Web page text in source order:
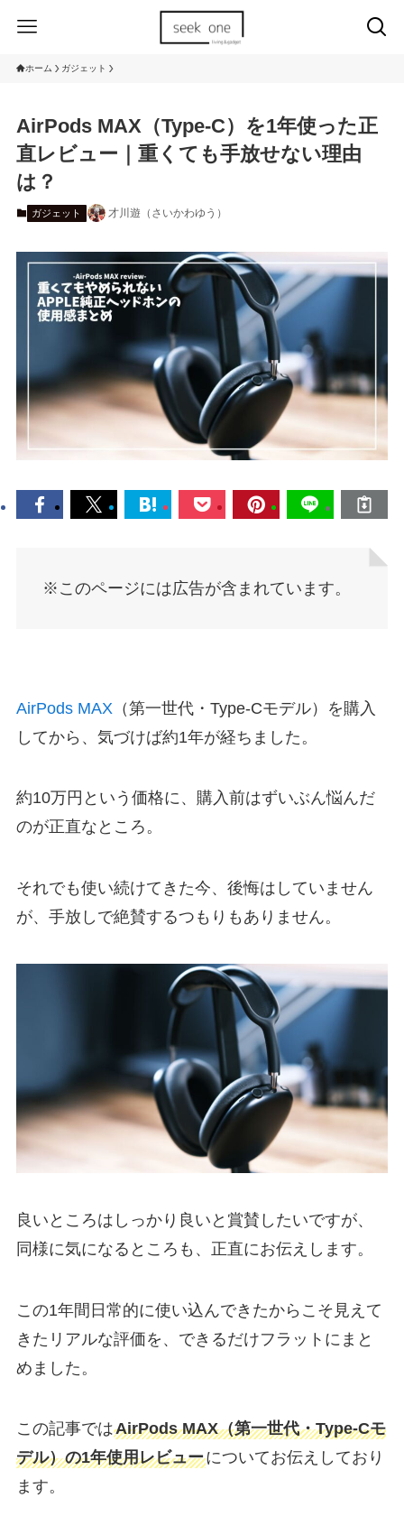
ホーム ガジェット
AirPods MAX（Type-C）を1年使った正
直レビュー｜重くても手放せない理由
は？
ガジェット 才川遊（さいかわゆう）
※このページには広告が含まれています。
AirPods MAX （第一世代・Type-Cモデル）を購入
してから、気づけば約1年が経ちました。
約10万円という価格に、購入前はずいぶん悩んだ
のが正直なところ。
それでも使い続けてきた今、後悔はしていません
が、手放しで絶賛するつもりもありません。
良いところはしっかり良いと賞賛したいですが、
同様に気になるところも、正直にお伝えします。
この1年間日常的に使い込んできたからこそ見えて
きたリアルな評価を、できるだけフラットにまと
めました。
この記事ではAirPods MAX（第一世代・Type-Cモ
デル）の1年使用レビューについてお伝えしており
ます。